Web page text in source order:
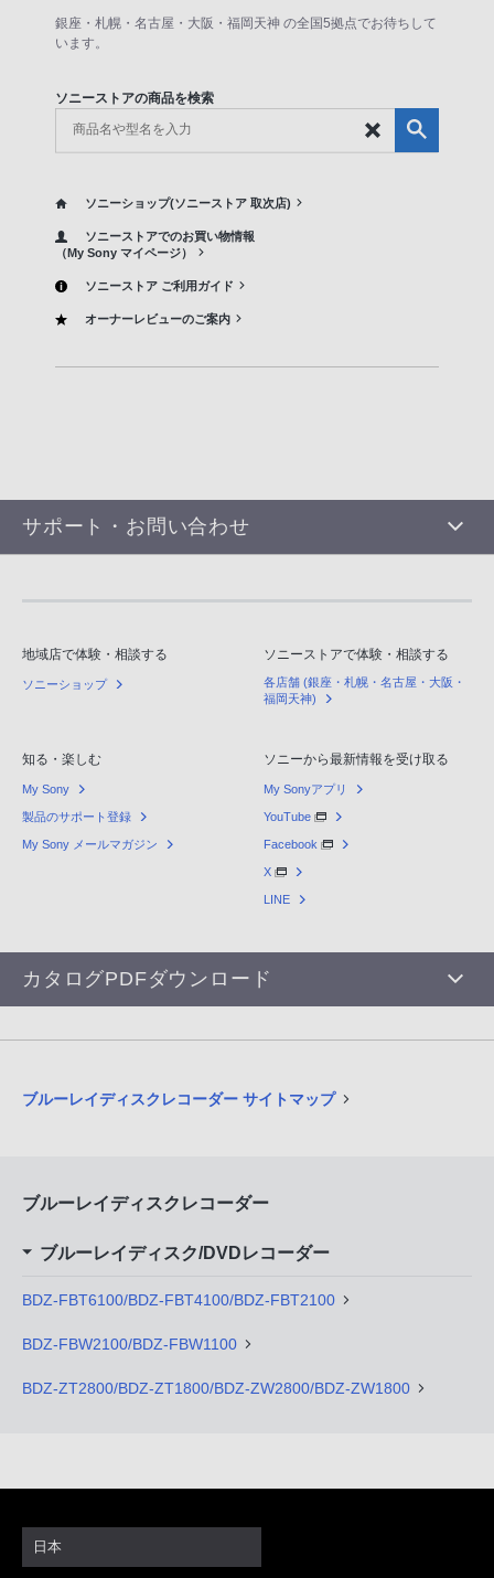
銀座・札幌・名古屋・大阪・福岡天神 の全国5拠点でお待ちして
います。
ソニーストアの商品を検索
ソニーショップ(ソニーストア 取次店)
ソニーストアでのお買い物情報
（My Sony マイページ）
ソニーストア ご利用ガイド
オーナーレビューのご案内
サポート・お問い合わせ
地域店で体験・相談する
ソニーショップ
ソニーストアで体験・相談する
各店舗 (銀座・札幌・名古屋・大阪・
福岡天神)
知る・楽しむ
My Sony
製品のサポート登録
My Sony メールマガジン
ソニーから最新情報を受け取る
My Sonyアプリ
YouTube
Facebook
X
LINE
カタログPDFダウンロード
ブルーレイディスクレコーダー サイトマップ
ブルーレイディスクレコーダー
ブルーレイディスク/DVDレコーダー
BDZ-FBT6100/BDZ-FBT4100/BDZ-FBT2100
BDZ-FBW2100/BDZ-FBW1100
BDZ-ZT2800/BDZ-ZT1800/BDZ-ZW2800/BDZ-ZW1800
日本